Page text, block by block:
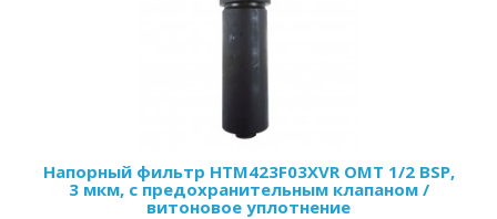
Напорный фильтр HTM423F03XVR OMT 1/2 BSP,
3 мкм, с предохранительным клапаном /
витоновое уплотнение